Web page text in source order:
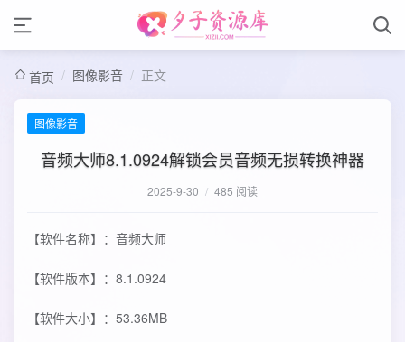
首页 / 图像影音 / 正文
图像影音
音频大师8.1.0924解锁会员音频无损转换神器
2025-9-30 / 485 阅读
【软件名称】：音频大师
【软件版本】：8.1.0924
【软件大小】：53.36MB